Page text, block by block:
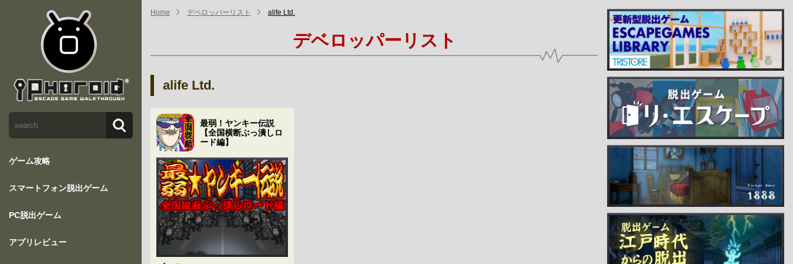
ゲーム攻略
スマートフォン脱出ゲーム
PC脱出ゲーム
アプリレビュー
Home デベロッパーリスト alife Ltd.
デベロッパーリスト
alife Ltd.
最弱！ヤンキー伝説
【全国横断ぶっ潰しロ
ード編】